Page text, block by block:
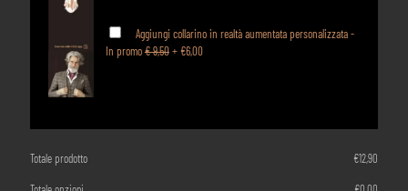
Aggiungi collarino in realtà aumentata personalizzata -
In promo€ 9,50+€6,00
Totale prodotto €12,90